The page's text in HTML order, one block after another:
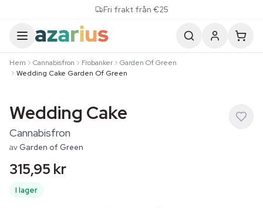
Fri frakt från €25
Hem Cannabisfron Frobanker
Garden Of Green
Wedding Cake Garden Of Green
Wedding Cake
Cannabisfron
av Garden of Green
315,95 kr
I lager